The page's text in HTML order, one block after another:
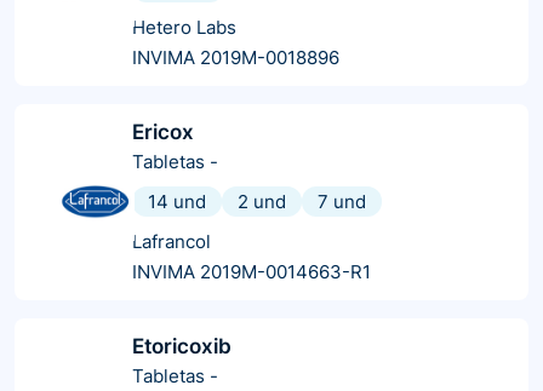
Hetero Labs
INVIMA 2019M-0018896
Ericox
Tabletas -
14 und
2 und
7 und
Lafrancol
INVIMA 2019M-0014663-R1
Etoricoxib
Tabletas -